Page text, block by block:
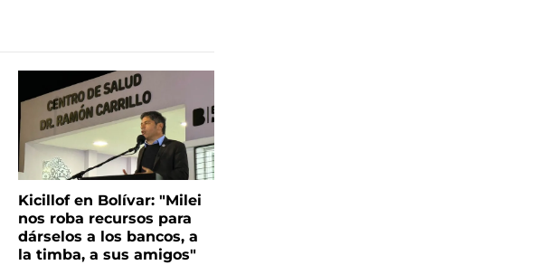
Kicillof en Bolívar: "Milei
nos roba recursos para
dárselos a los bancos, a
la timba, a sus amigos"